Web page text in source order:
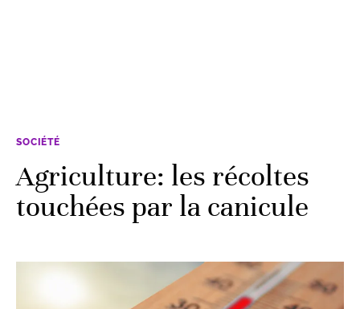
SOCIÉTÉ
Agriculture: les récoltes
touchées par la canicule